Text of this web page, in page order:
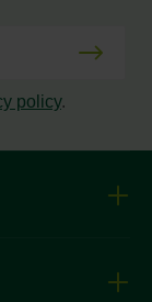
policy.